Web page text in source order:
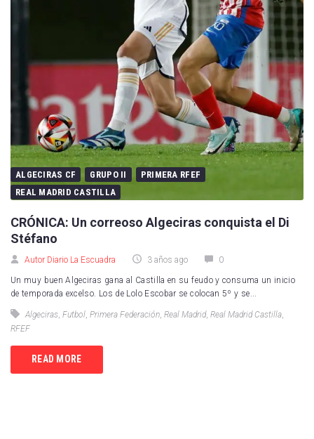
ALGECIRAS CF GRUPO II
PRIMERA RFEF
REAL MADRID CASTILLA
CRÓNICA: Un correoso Algeciras conquista el Di
Stéfano
Autor Diario La Escuadra 3 años ago 0
Un muy buen Algeciras gana al Castilla en su feudo y consuma un inicio
de temporada excelso. Los de Lolo Escobar se colocan 5º y se...
Algeciras Futbol Primera Federación Real Madrid, Real Madrid Castilla
RFEF
READ MORE